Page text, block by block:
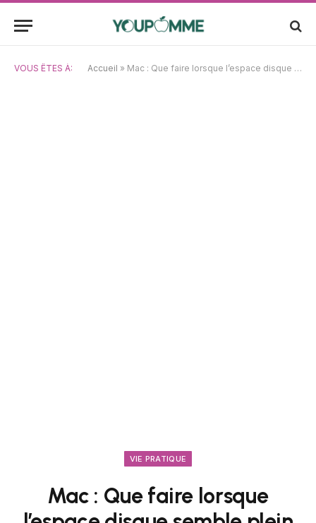
VOUS ÊTES À: Accueil » Mac : Que faire lorsque l’espace disque semble plein mais qu’il reste de la place ?
VIE PRATIQUE
Mac : Que faire lorsque